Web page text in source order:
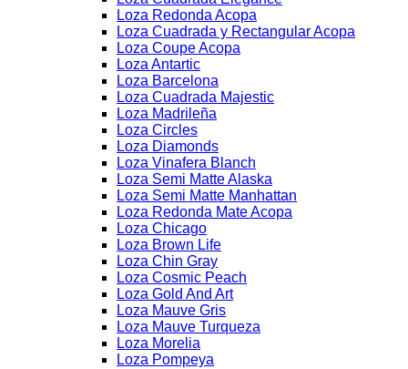
Loza Redonda Acopa
Loza Cuadrada y Rectangular Acopa
Loza Coupe Acopa
Loza Antartic
Loza Barcelona
Loza Cuadrada Majestic
Loza Madrileña
Loza Circles
Loza Diamonds
Loza Vinafera Blanch
Loza Semi Matte Alaska
Loza Semi Matte Manhattan
Loza Redonda Mate Acopa
Loza Chicago
Loza Brown Life
Loza Chin Gray
Loza Cosmic Peach
Loza Gold And Art
Loza Mauve Gris
Loza Mauve Turqueza
Loza Morelia
Loza Pompeya